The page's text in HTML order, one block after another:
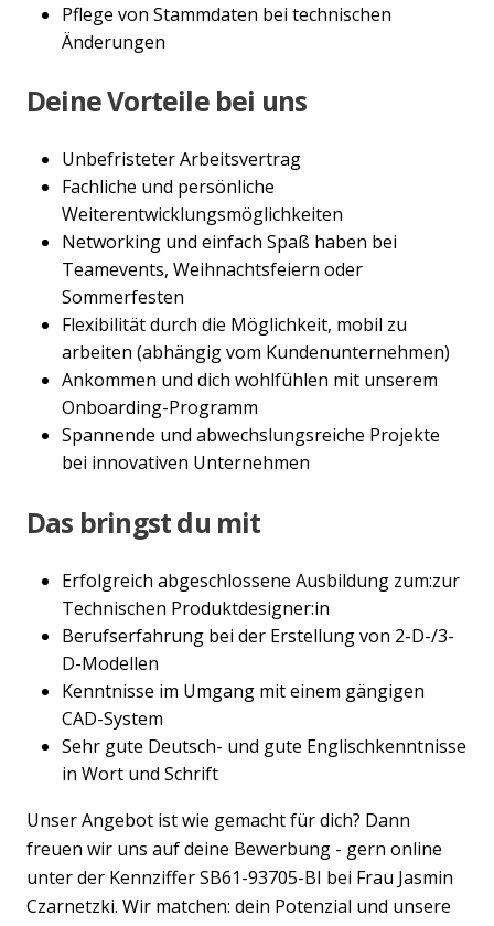
Pflege von Stammdaten bei technischen
Änderungen
Deine Vorteile bei uns
Unbefristeter Arbeitsvertrag
Fachliche und persönliche
Weiterentwicklungsmöglichkeiten
Networking und einfach Spaß haben bei
Teamevents, Weihnachtsfeiern oder
Sommerfesten
Flexibilität durch die Möglichkeit, mobil zu
arbeiten (abhängig vom Kundenunternehmen)
Ankommen und dich wohlfühlen mit unserem
Onboarding-Programm
Spannende und abwechslungsreiche Projekte
bei innovativen Unternehmen
Das bringst du mit
Erfolgreich abgeschlossene Ausbildung zum:zur
Technischen Produktdesigner:in
Berufserfahrung bei der Erstellung von 2-D-/3-
D-Modellen
Kenntnisse im Umgang mit einem gängigen
CAD-System
Sehr gute Deutsch- und gute Englischkenntnisse
in Wort und Schrift
Unser Angebot ist wie gemacht für dich? Dann
freuen wir uns auf deine Bewerbung - gern online
unter der Kennziffer SB61-93705-BI bei Frau Jasmin
Czarnetzki. Wir matchen: dein Potenzial und unsere